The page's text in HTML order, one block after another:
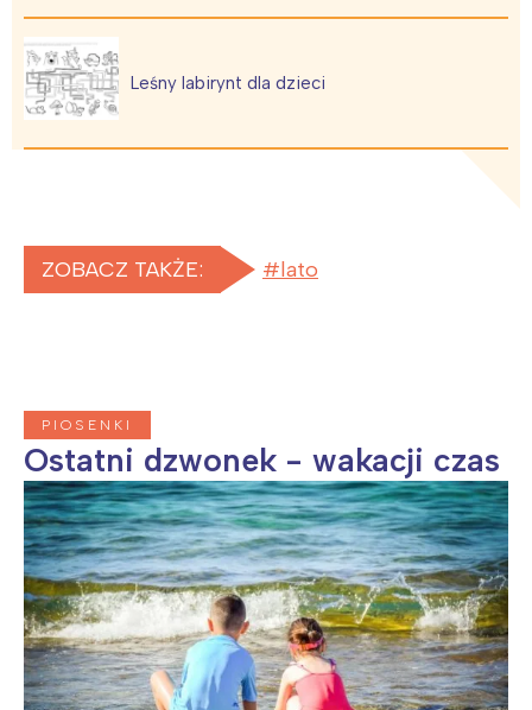
Leśny labirynt dla dzieci
ZOBACZ TAKŻE: lato
PIOSENKI
Ostatni dzwonek - wakacji czas
Warszawa
Łódź
Trójmiasto
Śląsk
Południe
Wybieram